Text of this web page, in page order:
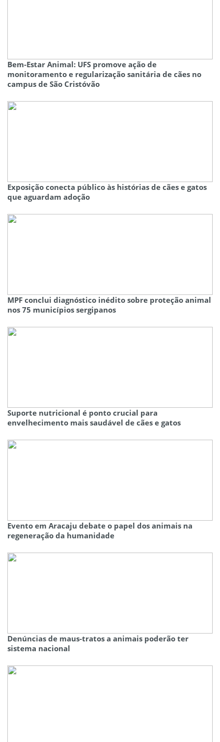
Bem-Estar Animal: UFS promove ação de
monitoramento e regularização sanitária de cães no
campus de São Cristóvão
Exposição conecta público às histórias de cães e gatos
que aguardam adoção
MPF conclui diagnóstico inédito sobre proteção animal
nos 75 municípios sergipanos
Suporte nutricional é ponto crucial para
envelhecimento mais saudável de cães e gatos
Evento em Aracaju debate o papel dos animais na
regeneração da humanidade
Denúncias de maus-tratos a animais poderão ter
sistema nacional